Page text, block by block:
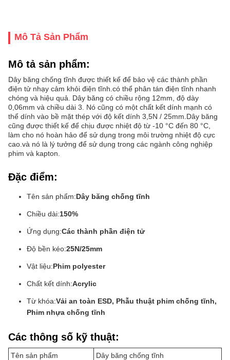
Mô Tả Sản Phẩm
Mô tả sản phẩm:
Dây băng chống tĩnh được thiết kế để bảo vệ các thành phần
điện tử nhạy cảm khỏi điện tĩnh.có thể phân tán điện tĩnh nhanh
chóng và hiệu quả. Dây băng có chiều rộng 12mm, độ dày
0,06mm và chiều dài 3. Nó cũng có một chất kết dính mạnh có
thể dính vào bề mặt thép với độ kết dính 3,5N / 25mm.Dây băng
cũng được thiết kế để chịu được nhiệt độ từ -10 °C đến 80 °C,
làm cho nó hoàn hảo để sử dụng trong môi trường nhiệt độ cực
cao.và nó là lý tưởng để sử dụng trong các ngành công nghiệp
phim và kapton.
Đặc điểm:
Tên sản phẩm:Dây băng chống tĩnh
Chiều dài:150%
Ứng dụng:Các thành phần điện tử
Độ bền kéo:25N/25mm
Vật liệu:Phim polyester
Chất kết dính:Acrylic
Từ khóa:Vải an toàn ESD, Phẫu thuật phim chống tĩnh,
Phim nhựa chống tĩnh
Các thông số kỹ thuật:
Tên sản phẩm
Dây băng chống tĩnh